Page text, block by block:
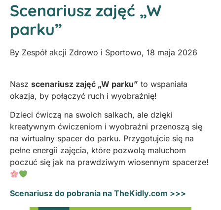
Scenariusz zajęć „W
parku”
By Zespół akcji Zdrowo i Sportowo, 18 maja 2026
Nasz scenariusz zajęć „W parku” to wspaniała
okazja, by połączyć ruch i wyobraźnię!
Dzieci ćwiczą na swoich salkach, ale dzięki
kreatywnym ćwiczeniom i wyobraźni przenoszą się
na wirtualny spacer do parku. Przygotujcie się na
pełne energii zajęcia, które pozwolą maluchom
poczuć się jak na prawdziwym wiosennym spacerze!
Scenariusz do pobrania na TheKidly.com >>>